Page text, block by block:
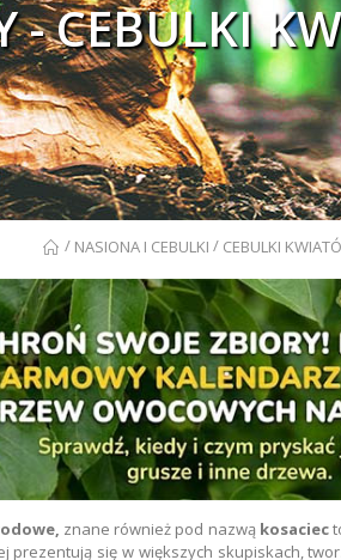
- CEBULKI
/ NASIONA I CEBULKI / CEBULKI
znane również pod nazwą kosaciec
prezentują się w większych skupiskach,